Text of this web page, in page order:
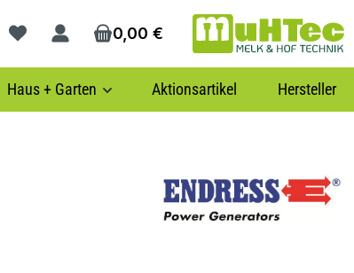
Du hast 0 Produkte auf dem Merkzettel
0,00 €
Haus + Garten Aktionsartikel Hersteller